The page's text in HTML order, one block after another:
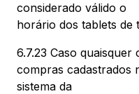
considerado válido o
horário dos tablets de
6.7.23 Caso
compras cadastrados
sistema da